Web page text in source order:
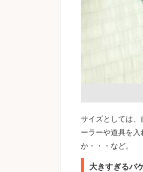
サイズとしては
ーラーや道具を
か・・・など。
大きすぎるバ